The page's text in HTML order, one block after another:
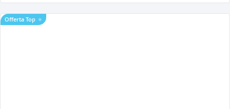
Offerta Top ⭐